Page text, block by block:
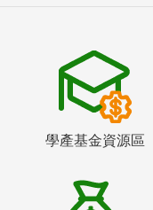
學產基金資源區